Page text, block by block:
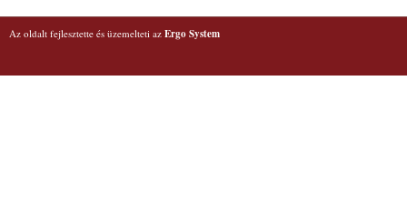
Az oldalt fejlesztette és üzemelteti az Ergo System